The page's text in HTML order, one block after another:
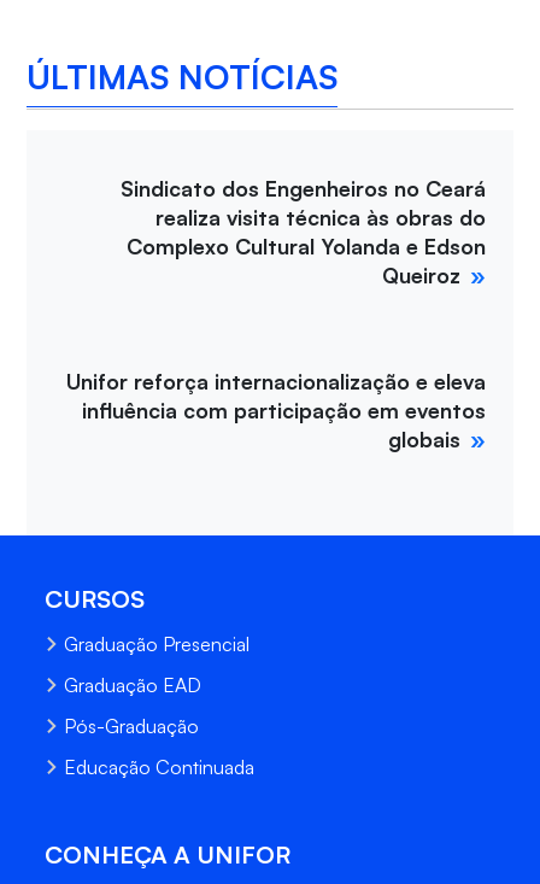
ÚLTIMAS NOTÍCIAS
Sindicato dos Engenheiros no Ceará
realiza visita técnica às obras do
Complexo Cultural Yolanda e Edson
Queiroz
Unifor reforça internacionalização e eleva
influência com participação em eventos
globais
CURSOS
Graduação Presencial
Graduação EAD
Pós-Graduação
Educação Continuada
CONHEÇA A UNIFOR